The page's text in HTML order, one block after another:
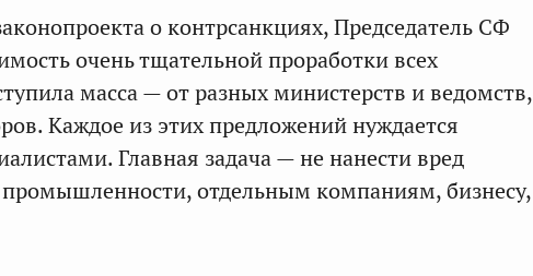
о контрсанкциях, Председатель СФ
очень тщательной проработки всех
масса — от разных министерств и ведомств,
Каждое из этих предложений нуждается
Главная задача — не нанести вред
отдельным компаниям, бизнесу,